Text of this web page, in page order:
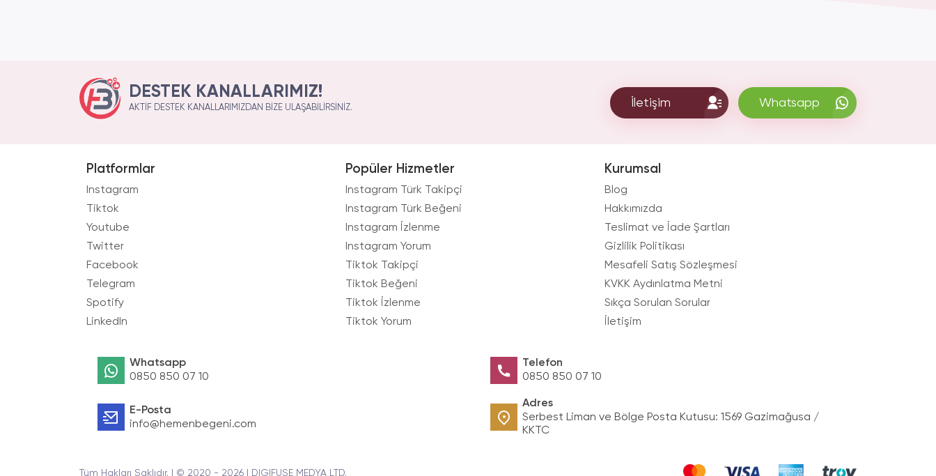
DESTEK KANALLARIMIZ!
AKTIF DESTEK KANALLARIMIZDAN BIZE ULAŞABILIRSINIZ. İletişim Whatsapp
Platformlar
Instagram
Tiktok
Youtube
Twitter
Facebook
Telegram
Spotify
LinkedIn
Popüler Hizmetler
Instagram Türk Takipçi
Instagram Türk Beğeni
Instagram İzlenme
Instagram Yorum
Tiktok Takipçi
Tiktok Beğeni
Tiktok İzlenme
Tiktok Yorum
Kurumsal
Blog
Hakkımızda
Teslimat ve İade Şartları
Gizlilik Politikası
Mesafeli Satış Sözleşmesi
KVKK Aydınlatma Metni
Sıkça Sorulan Sorular
İletişim
Whatsapp
0850 850 07 10
Telefon
0850 850 07 10
E-Posta
info@hemenbegeni.com
Adres
Serbest Liman ve Bölge Posta Kutusu: 1569 Gazimağusa /
KKTC
Tüm Hakları Saklıdır. | © 2020 - 2026 | DIGIFUSE MEDYA LTD.